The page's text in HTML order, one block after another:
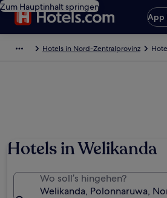
Zum Hauptinhalt springen
App
Hotels in Nord-Zentralprovinz
Hotels in Welikanda
Wo soll’s hingehen?
Welikanda, Polonnaruwa,